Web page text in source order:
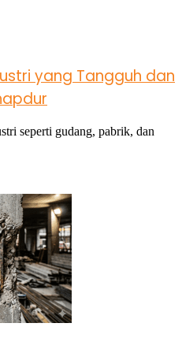
yang Tangguh dan
seperti gudang, pabrik, dan